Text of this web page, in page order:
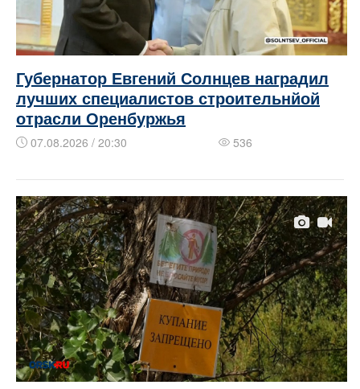
Губернатор Евгений Солнцев наградил
лучших специалистов строительнйой
отрасли Оренбуржья
07.08.2026 / 20:30 536